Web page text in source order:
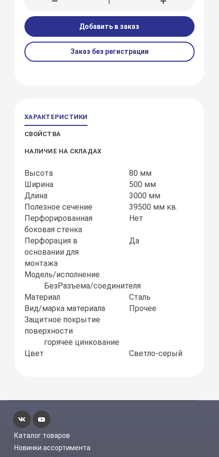
Добавить в заказ
Заказ без регистрации
ХАРАКТЕРИСТИКИ
СВОЙСТВА
НАЛИЧИЕ НА СКЛАДАХ
Высота
80 мм
Ширина
500 мм
Длина
3000 мм
Полезное сечение
39500 мм кв.
Перфорированная
боковая стенка
Нет
Перфорация в
основании для
монтажа
Да
Модель/исполнение
БезРазъема/соединителя
Материал
Сталь
Вид/марка материала
Прочее
Защитное покрытие
поверхности
горячее цинкование
Цвет
Светло-серый
Каталог товаров
Новинки ассортимента